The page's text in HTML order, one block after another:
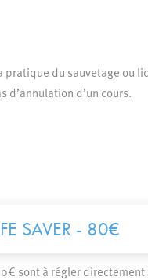
du sauvetage ou
d’annulation d’un cours.
SAVER - 80€
sont à régler